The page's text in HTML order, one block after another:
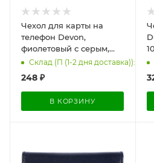
Чехол для карты на
телефон Devon,
фиолетовый с серым,
6,3х9,5 см
Склад (П (1-2 дня доставка)): 200
248 ₽
В КОРЗИНУ